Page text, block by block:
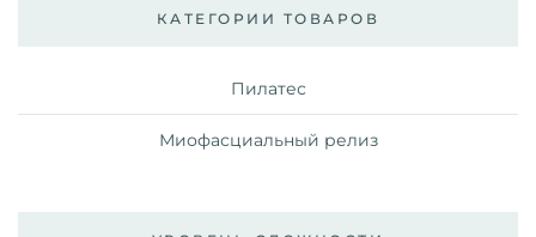
КАТЕГОРИИ ТОВАРОВ
Пилатес
Миофасциальный релиз